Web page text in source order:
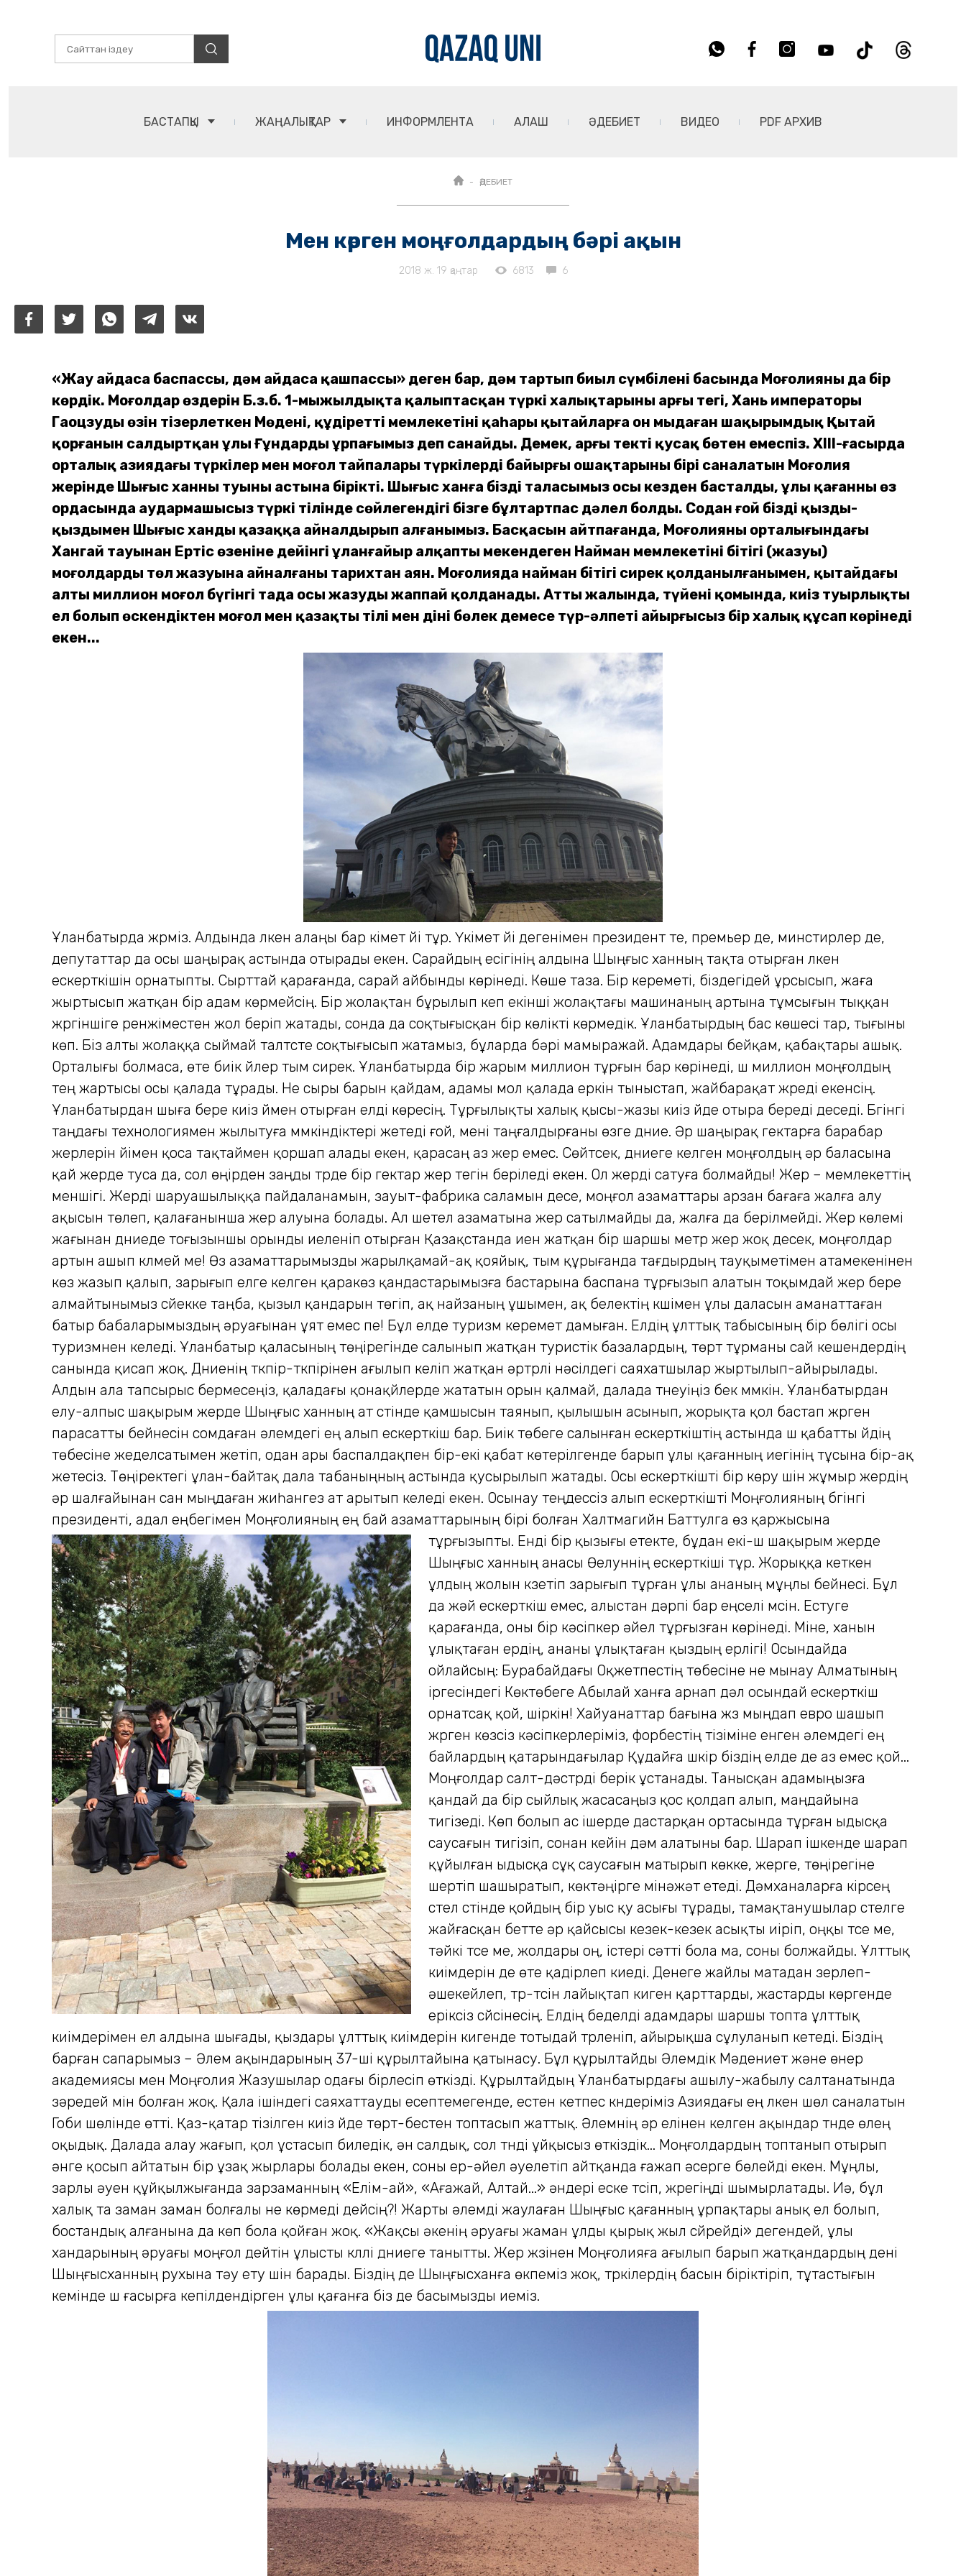
БАСТАПҚЫ ЖАҢАЛЫҚТАР ИНФОРМЛЕНТА АЛАШ ӘДЕБИЕТ ВИДЕО PDF АРХИВ
ӘДЕБИЕТ
Мен көрген моңғолдардың бәрі ақын
2018 ж. 19 қаңтар 6813 6
«Жау айдаса баспассың, дәм айдаса қашпассың» деген бар, дәм тартып биыл сүмбіленің басында Моңғолияны да бір
көрдік. Моңғолдар өздерін Б.з.б. 1-мыңжылдықта қалыптасқан түркі халықтарының арғы тегі, Хань императоры
Гаоцзудың өзін тізерлеткен Мөденің, құдіретті мемлекетінің қаһары қытайларға он мыңдаған шақырымдық Қытай
қорғанын салдыртқан ұлы Ғұндардың ұрпағымыз деп санайды. Демек, арғы текті қусақ бөтен емеспіз. XIII-ғасырда
орталық азиядағы түркілер мен моңғол тайпалары түркілердің байырғы ошақтарының бірі саналатын Моңғолия
жерінде Шыңғыс ханның туының астына бірікті. Шыңғыс ханға біздің таласымыз осы кезден басталды, ұлы қағанның өз
ордасында аудармашысыз түркі тілінде сөйлегендігі бізге бұлтартпас дәлел болды. Содан ғой біздің қызды-
қыздымен Шыңғыс ханды қазаққа айналдырып алғанымыз. Басқасын айтпағанда, Моңғолияның орталығындағы
Хангай тауынан Ертіс өзеніне дейінгі ұланғайыр алқапты мекендеген Найман мемлекетінің бітігі (жазуы)
моңғолдардың төл жазуына айналғаны тарихтан аян. Моңғолияда найман бітігі сирек қолданылғанымен, қытайдағы
алты миллион моңғол бүгінгі таңда осы жазуды жаппай қолданады. Аттың жалында, түйенің қомында, киіз туырлықты
ел болып өскендіктен моңғол мен қазақтың тілі мен діні бөлек демесең түр-әлпеті айырғысыз бір халық құсап көрінеді
екен...
Ұланбатырда жүрміз. Алдында үлкен алаңы бар үкімет үйі тұр. Үкімет үйі дегенімен президент те, премьер де, минстирлер де,
депутаттар да осы шаңырақ астында отырады екен. Сарайдың есігінің алдына Шыңғыс ханның тақта отырған үлкен
ескерткішін орнатыпты. Сырттай қарағанда, сарай айбынды көрінеді. Көше таза. Бір кереметі, біздегідей ұрсысып, жаға
жыртысып жатқан бір адам көрмейсің. Бір жолақтан бұрылып кеп екінші жолақтағы машинаның артына тұмсығын тыққан
жүргіншіге ренжіместен жол беріп жатады, сонда да соқтығысқан бір көлікті көрмедік. Ұланбатырдың бас көшесі тар, тығыны
көп. Біз алты жолаққа сыймай талтүсте соқтығысып жатамыз, бұларда бәрі мамыражай. Адамдары бейқам, қабақтары ашық.
Орталығы болмаса, өте биік үйлер тым сирек. Ұланбатырда бір жарым миллион тұрғын бар көрінеді, үш миллион моңғолдың
тең жартысы осы қалада тұрады. Не сыры барын қайдам, адамы мол қалада еркін тыныстап, жайбарақат жүреді екенсің.
Ұланбатырдан шыға бере киіз үймен отырған елді көресің. Тұрғылықты халық қысы-жазы киіз үйде отыра береді деседі. Бүгінгі
таңдағы технологиямен жылытуға мүмкіндіктері жетеді ғой, мені таңғалдырғаны өзге дүние. Әр шаңырақ гектарға барабар
жерлерін үйімен қоса тақтаймен қоршап алады екен, қарасаң аз жер емес. Сөйтсек, дүниеге келген моңғолдың әр баласына
қай жерде туса да, сол өңірден заңды түрде бір гектар жер тегін беріледі екен. Ол жерді сатуға болмайды! Жер – мемлекеттің
меншігі. Жерді шаруашылыққа пайдаланамын, зауыт-фабрика саламын десе, моңғол азаматтары арзан бағаға жалға алу
ақысын төлеп, қалағанынша жер алуына болады. Ал шетел азаматына жер сатылмайды да, жалға да берілмейді. Жер көлемі
жағынан дүниеде тоғызыншы орынды иеленіп отырған Қазақстанда иен жатқан бір шаршы метр жер жоқ десек, моңғолдар
артын ашып күлмей ме! Өз азаматтарымызды жарылқамай-ақ қояйық, тым құрығанда тағдырдың тауқыметімен атамекенінен
көз жазып қалып, зарығып елге келген қаракөз қандастарымызға бастарына баспана тұрғызып алатын тоқымдай жер бере
алмайтынымыз сүйекке таңба, қызыл қандарын төгіп, ақ найзаның ұшымен, ақ белектің күшімен ұлы даласын аманаттаған
батыр бабаларымыздың әруағынан ұят емес пе! Бұл елде туризм керемет дамыған. Елдің ұлттық табысының бір бөлігі осы
туризмнен келеді. Ұланбатыр қаласының төңірегінде салынып жатқан туристік базалардың, төрт тұрманы сай кешендердің
санында қисап жоқ. Дүниенің түкпір-түкпірінен ағылып келіп жатқан әртүрлі нәсілдегі саяхатшылар жыртылып-айырылады.
Алдын ала тапсырыс бермесеңіз, қаладағы қонақүйлерде жататын орын қалмай, далада түнеуіңіз бек мүмкін. Ұланбатырдан
елу-алпыс шақырым жерде Шыңғыс ханның ат үстінде қамшысын таянып, қылышын асынып, жорықта қол бастап жүрген
парасатты бейнесін сомдаған әлемдегі ең алып ескерткіш бар. Биік төбеге салынған ескерткіштің астында үш қабатты үйдің
төбесіне жеделсатымен жетіп, одан ары баспалдақпен бір-екі қабат көтерілгенде барып ұлы қағанның иегінің тұсына бір-ақ
жетесіз. Төңіректегі ұлан-байтақ дала табаныңның астында қусырылып жатады. Осы ескерткішті бір көру үшін жұмыр жердің
әр шалғайынан сан мыңдаған жиһангез ат арытып келеді екен. Осынау теңдессіз алып ескерткішті Моңғолияның бүгінгі
президенті, адал еңбегімен Моңғолияның ең бай азаматтарының бірі болған Халтмагийн Баттулга өз қаржысына
тұрғызыпты. Енді бір қызығы етекте, бұдан екі-үш шақырым жерде
Шыңғыс ханның анасы Өелуннің ескерткіші тұр. Жорыққа кеткен
ұлдың жолын күзетіп зарығып тұрған ұлы ананың мұңлы бейнесі. Бұл
да жәй ескерткіш емес, алыстан дәрпі бар еңселі мүсін. Естуге
қарағанда, оны бір кәсіпкер әйел тұрғызған көрінеді. Міне, ханын
ұлықтаған ердің, ананы ұлықтаған қыздың ерлігі! Осындайда
ойлайсың: Бурабайдағы Оқжетпестің төбесіне не мынау Алматының
іргесіндегі Көктөбеге Абылай ханға арнап дәл осындай ескерткіш
орнатсақ қой, шіркін! Хайуанаттар бағына жүз мыңдап евро шашып
жүрген көзсіз кәсіпкерлеріміз, форбестің тізіміне енген әлемдегі ең
байлардың қатарындағылар Құдайға шүкір біздің елде де аз емес қой...
Моңғолдар салт-дәстүрді берік ұстанады. Танысқан адамыңызға
қандай да бір сыйлық жасасаңыз қос қолдап алып, маңдайына
тигізеді. Көп болып ас ішерде дастарқан ортасында тұрған ыдысқа
саусағын тигізіп, сонан кейін дәм алатыны бар. Шарап ішкенде шарап
құйылған ыдысқа сұқ саусағын матырып көкке, жерге, төңірегіне
шертіп шашыратып, көктәңірге мінәжәт етеді. Дәмханаларға кірсең
үстел үстінде қойдың бір уыс қу асығы тұрады, тамақтанушылар үстелге
жайғасқан бетте әр қайсысы кезек-кезек асықты иіріп, оңқы түсе ме,
тәйкі түсе ме, жолдары оң, істері сәтті бола ма, соны болжайды. Ұлттық
киімдерін де өте қадірлеп киеді. Денеге жайлы матадан зерлеп-
әшекейлеп, түр-түсін лайықтап киген қарттарды, жастарды көргенде
еріксіз сүйсінесің. Елдің беделді адамдары шаршы топта ұлттық
киімдерімен ел алдына шығады, қыздары ұлттық киімдерін кигенде тотыдай түрленіп, айырықша сұлуланып кетеді. Біздің
барған сапарымыз – Әлем ақындарының 37-ші құрылтайына қатынасу. Бұл құрылтайды Әлемдік Мәдениет және өнер
академиясы мен Моңғолия Жазушылар одағы бірлесіп өткізді. Құрылтайдың Ұланбатырдағы ашылу-жабылу салтанатында
зәредей мін болған жоқ. Қала ішіндегі саяхаттауды есептемегенде, естен кетпес күндеріміз Азиядағы ең үлкен шөл саналатын
Гоби шөлінде өтті. Қаз-қатар тізілген киіз үйде төрт-бестен топтасып жаттық. Әлемнің әр елінен келген ақындар түнде өлең
оқыдық. Далада алау жағып, қол ұстасып биледік, ән салдық, сол түнді ұйқысыз өткіздік... Моңғолдардың топтанып отырып
әнге қосып айтатын бір ұзақ жырлары болады екен, соны ер-әйел әуелетіп айтқанда ғажап әсерге бөлейді екен. Мұңлы,
зарлы әуен құйқылжығанда зарзаманның «Елім-ай», «Ағажай, Алтай...» әндері еске түсіп, жүрегіңді шымырлатады. Иә, бұл
халық та заман заман болғалы не көрмеді дейсің?! Жарты әлемді жаулаған Шыңғыс қағанның ұрпақтары анық ел болып,
бостандық алғанына да көп бола қойған жоқ. «Жақсы әкенің әруағы жаман ұлды қырық жыл сүйрейді» дегендей, ұлы
хандарының әруағы моңғол дейтін ұлысты күллі дүниеге танытты. Жер жүзінен Моңғолияға ағылып барып жатқандардың дені
Шыңғысханның рухына тәу ету үшін барады. Біздің де Шыңғысханға өкпеміз жоқ, түркілердің басын біріктіріп, тұтастығын
кемінде үш ғасырға кепілдендірген ұлы қағанға біз де басымызды иеміз.